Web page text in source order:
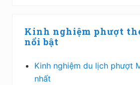
Sidebar
chính
Kinh nghiệm phượt
nổi bật
Kinh nghiệm du lịch phượt
nhất